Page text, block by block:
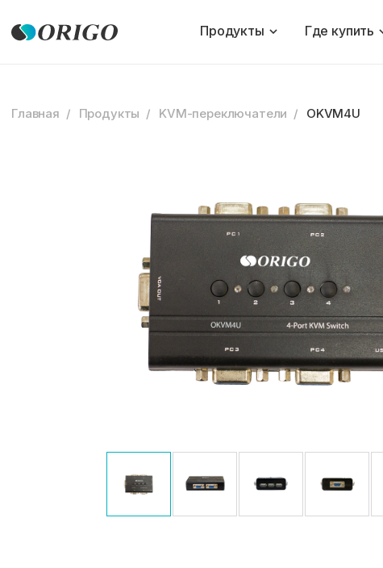
Продукты Где купить
Главная Продукты KVM-переключатели OKVM4U